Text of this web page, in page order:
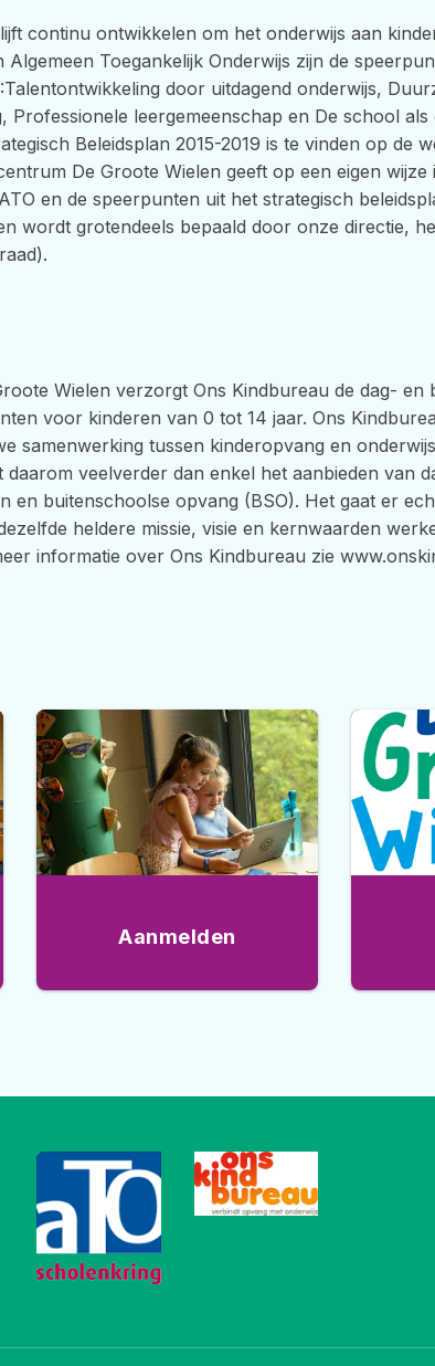
continu ontwikkelen om het onderwijs aan
Algemeen Toegankelijk Onderwijs zijn de
door uitdagend onderwijs,
Professionele leergemeenschap en De school als
Beleidsplan 2015-2019 is te vinden op de
De Groote Wielen geeft op een eigen wijze
en de speerpunten uit het strategisch
wordt grotendeels bepaald door onze directie,
Wielen verzorgt Ons Kindbureau de dag- en
voor kinderen van 0 tot 14 jaar. Ons
samenwerking tussen kinderopvang en
daarom veelverder dan enkel het aanbieden van
en buitenschoolse opvang (BSO). Het gaat er
heldere missie, visie en kernwaarden
informatie over Ons Kindbureau zie
Aanmelden